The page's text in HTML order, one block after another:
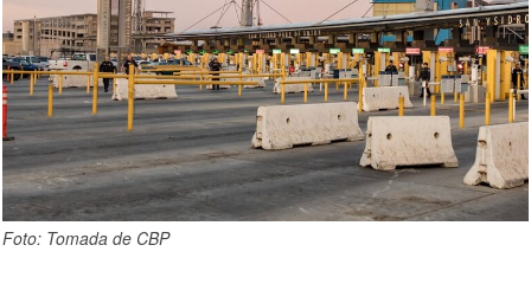
Foto: Tomada de CBP